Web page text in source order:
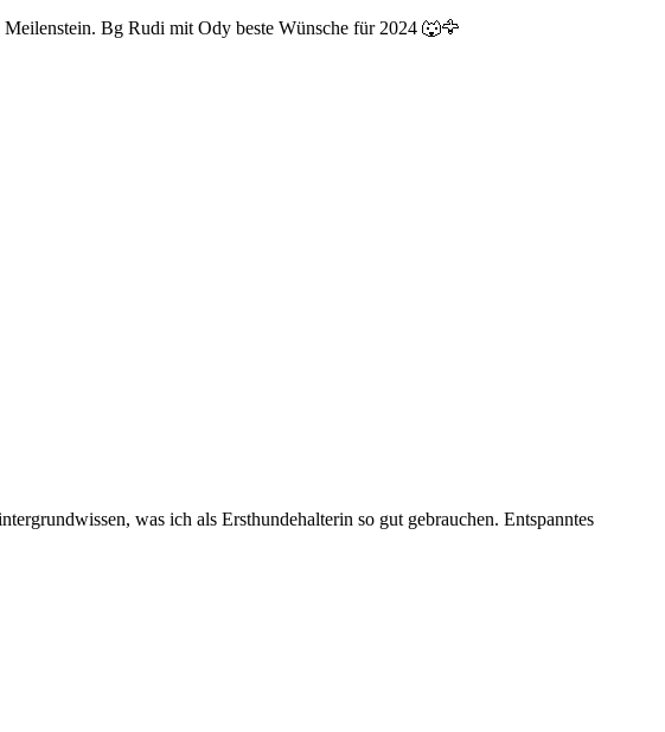
Bg Rudi mit Ody beste Wünsche für 2024 🐺🦅
was ich als Ersthundehalterin so gut gebrauchen. Entspanntes